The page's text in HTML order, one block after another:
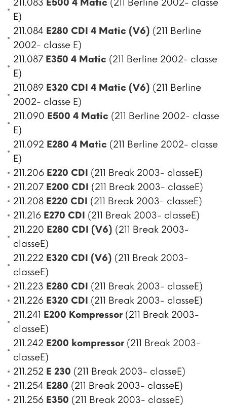
211.083 E500 4 Matic (211 Berline 2002- classe
E)
211.084 E280 CDI 4 Matic (V6) (211 Berline
2002- classe E)
211.087 E350 4 Matic (211 Berline 2002- classe
E)
211.089 E320 CDI 4 Matic (V6) (211 Berline
2002- classe E)
211.090 E500 4 Matic (211 Berline 2002- classe
E)
211.092 E280 4 Matic (211 Berline 2002- classe
E)
211.206 E220 CDI (211 Break 2003- classeE)
211.207 E200 CDI (211 Break 2003- classeE)
211.208 E220 CDI (211 Break 2003- classeE)
211.216 E270 CDI (211 Break 2003- classeE)
211.220 E280 CDI (V6) (211 Break 2003-
classeE)
211.222 E320 CDI (V6) (211 Break 2003-
classeE)
211.223 E280 CDI (211 Break 2003- classeE)
211.226 E320 CDI (211 Break 2003- classeE)
211.241 E200 Kompressor (211 Break 2003-
classeE)
211.242 E200 kompressor (211 Break 2003-
classeE)
211.252 E 230 (211 Break 2003- classeE)
211.254 E280 (211 Break 2003- classeE)
211.256 E350 (211 Break 2003- classeE)